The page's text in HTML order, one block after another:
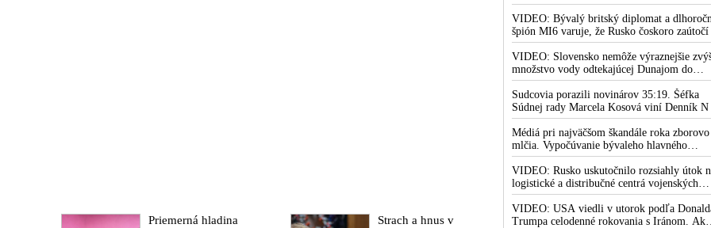
Strach a hnus v
Priemerná hladina
VIDEO: Bývalý britský diplomat a
špión MI6 varuje, že Rusko čoskoro zaútočí
Európu, pretože k tomu bude dotlačené
rovnako, ako bolo dotlačené k invázii na
Ukrajinu v roku 2022. Zelenskyj medzitým v
Kyjeve naliehal na zhromaždených
aby vo svete zháňali energie pre Ukrajinu na
zimu. Putin vraj bude mobilizovať a vojna sa
do zimy pravdepodobne neskončí
VIDEO: Slovensko nemôže výraznejšie
množstvo vody odtekajúcej Dunajom do
Maďarska
Sudcovia porazili novinárov 35:19. Šéfka
Súdnej rady Marcela Kosová viní Denník N z
krivenia reality
Médiá pri najväčšom škandále roka zborovo
mlčia. Vypočúvanie bývaleho hlavného
lekárskeho poradcu Bieleho domu
Fauciho pred výborom amerického Senátu
väčšina médií ignorovala
VIDEO: Rusko uskutočnilo rozsiahly útok
logistické a distribučné centrá vojenských
dodávok na Ukrajine. Ukrajinská
obrana nedokázala počas ničivého nočného
útoku na Kyjev a jeho okolie zachytiť ani
VIDEO: USA viedli v utorok podľa
Trumpa celodenné rokovania s Iránom. Ak